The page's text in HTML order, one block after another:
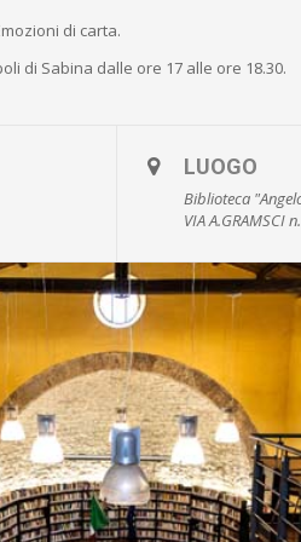
di carta.
di Sabina dalle ore 17 alle ore 18.30.
LUOGO
Biblioteca
VIA A.GRAMSCI